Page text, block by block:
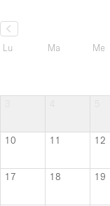
Lu
Ma Me
10 11 12
17 18 19